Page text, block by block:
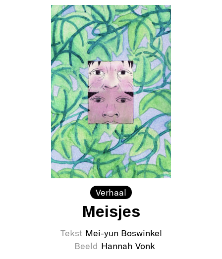
Verhaal
Meisjes
Tekst Mei-yun Boswinkel
Beeld Hannah Vonk